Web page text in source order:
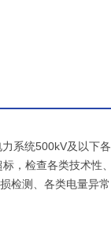
系统500kV及以下各
，检查各类技术性、
检测、各类电量异常